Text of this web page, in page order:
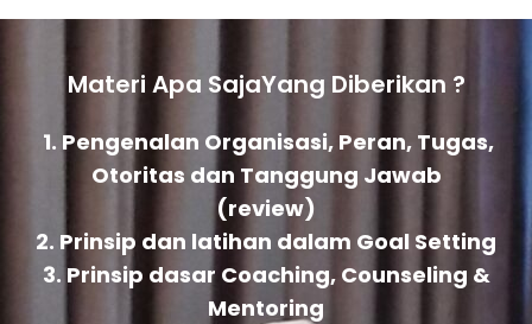
Materi Apa SajaYang Diberikan ?
1. Pengenalan Organisasi, Peran, Tugas,
Otoritas dan Tanggung Jawab
(review)
2. Prinsip dan latihan dalam Goal Setting
3. Prinsip dasar Coaching, Counseling &
Mentoring